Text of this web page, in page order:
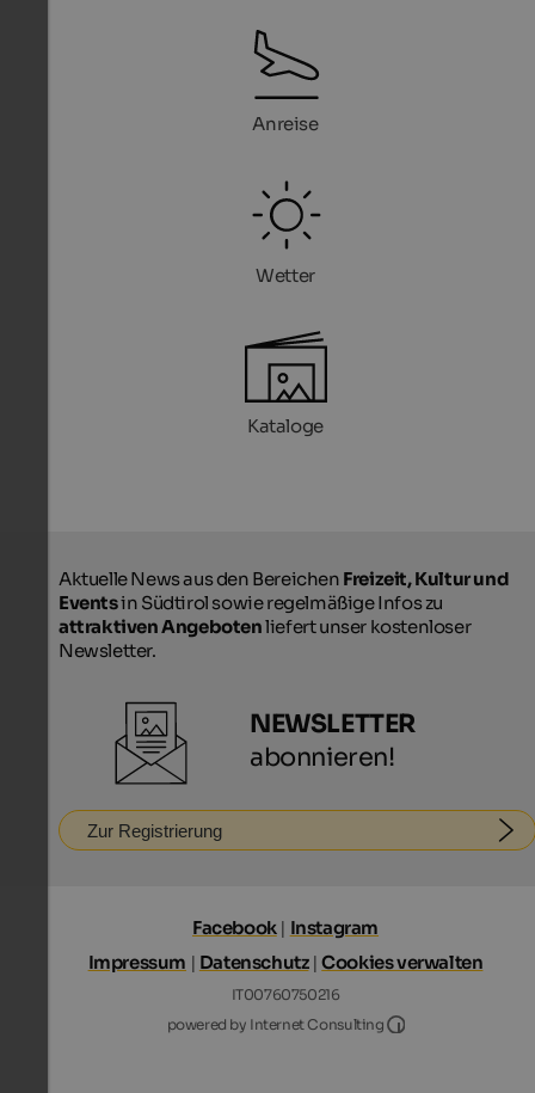
Anreise
Wetter
Kataloge
Aktuelle News aus den Bereichen Freizeit, Kultur und
Eventsin Südtirol sowie regelmäßige Infos zu
attraktiven Angebotenliefert unser kostenloser
Newsletter.
NEWSLETTER
abonnieren!
Zur Registrierung
Facebook | Instagram
Impressum | Datenschutz|Cookies verwalten
IT00760750216
powered by Internet Consulting
Internet